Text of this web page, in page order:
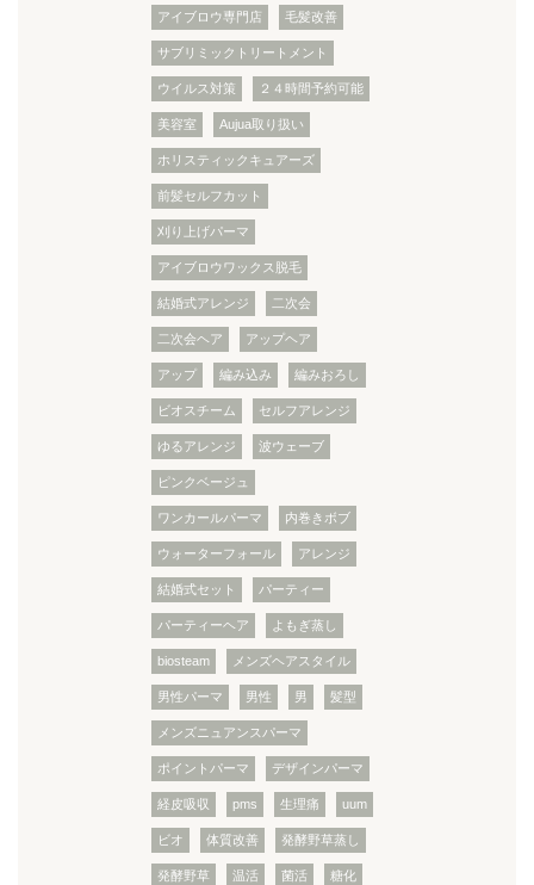
アイブロウ専門店 毛髪改善
サブリミックトリートメント
ウイルス対策 ２４時間予約可能
美容室 Aujua取り扱い
ホリスティックキュアーズ
前髪セルフカット
刈り上げパーマ
アイブロウワックス脱毛
結婚式アレンジ 二次会
二次会ヘア アップヘア
アップ 編み込み 編みおろし
ビオスチーム セルフアレンジ
ゆるアレンジ 波ウェーブ
ピンクベージュ
ワンカールパーマ 内巻きボブ
ウォーターフォール アレンジ
結婚式セット パーティー
パーティーヘア よもぎ蒸し
biosteam メンズヘアスタイル
男性パーマ 男性 男 髪型
メンズニュアンスパーマ
ポイントパーマ デザインパーマ
経皮吸収 pms 生理痛 uum
ビオ 体質改善 発酵野草蒸し
発酵野草 温活 菌活 糖化